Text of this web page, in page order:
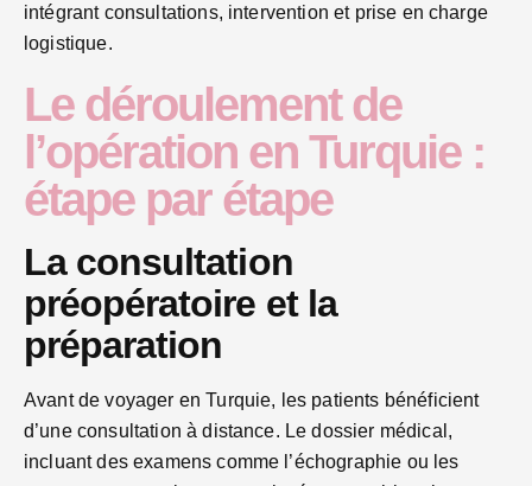
intégrant consultations, intervention et prise en charge
logistique.
Le déroulement de
l’opération en Turquie :
étape par étape
La consultation
préopératoire et la
préparation
Avant de voyager en Turquie, les patients bénéficient
d’une consultation à distance. Le dossier médical,
incluant des examens comme l’échographie ou les